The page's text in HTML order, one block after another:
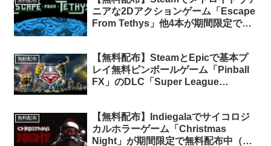
ニアな2Dアクションゲーム「Escape
From Tethys」他4本が期間限定で無
無料配布
【無料配布】SteamとEpicで基本プ
レイ無料ピンボールゲーム「Pinball
FX」のDLC「Super League
無料配布
【無料配布】Indiegalaでサイコロジ
カルホラーゲーム「Christmas
Night」が期間限定で無料配布中（再